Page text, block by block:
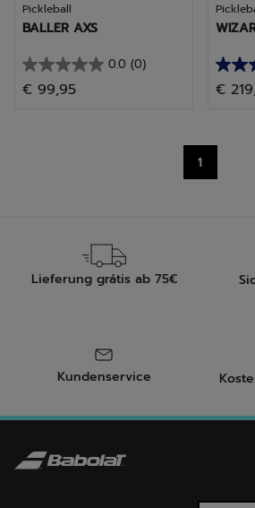
Pickleball
BALLER AXS
0.0 (0)
0.0
von
€ 99,95
5.0
von
€
1
Lieferung grátis ab 75€
Kundenservice